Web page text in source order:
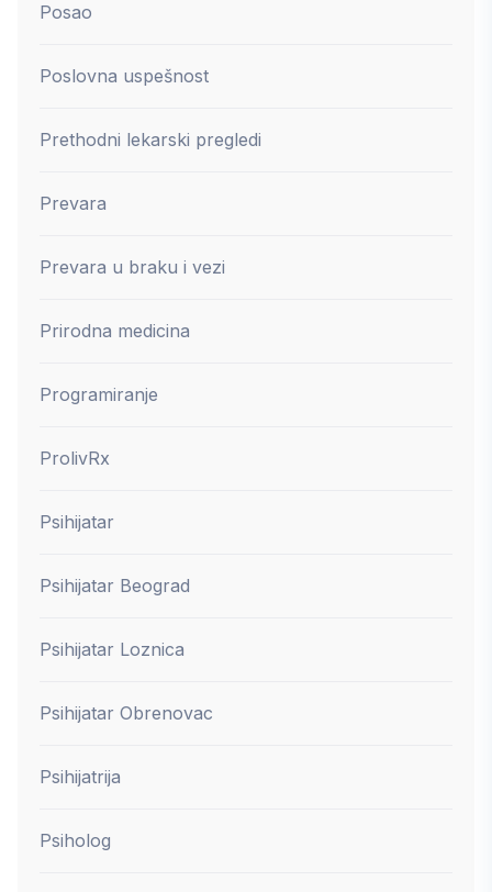
Posao
Poslovna uspešnost
Prethodni lekarski pregledi
Prevara
Prevara u braku i vezi
Prirodna medicina
Programiranje
ProlivRx
Psihijatar
Psihijatar Beograd
Psihijatar Loznica
Psihijatar Obrenovac
Psihijatrija
Psiholog